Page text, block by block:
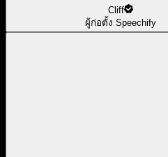
Cliff
ผู้ก่อตั้ง Speechify